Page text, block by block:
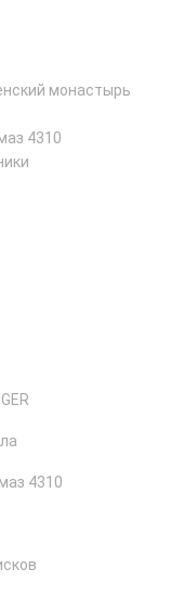
монастырь
4310
4310